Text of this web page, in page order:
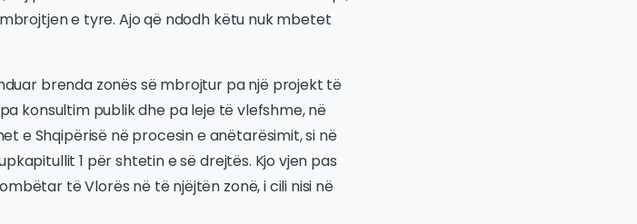
e tyre. Ajo që ndodh këtu nuk mbetet
brenda zonës së mbrojtur pa një projekt të
konsultim publik dhe pa leje të vlefshme, në
e Shqipërisë në procesin e anëtarësimit, si në
1 për shtetin e së drejtës. Kjo vjen pas
të Vlorës në të njëjtën zonë, i cili nisi në